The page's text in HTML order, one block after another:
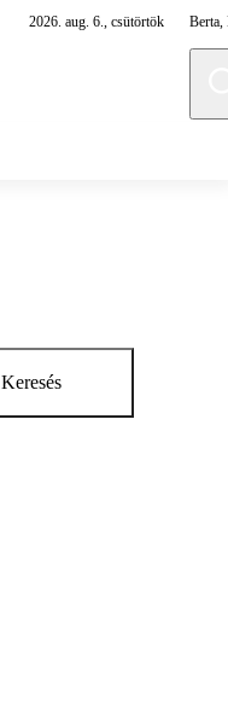
2026. aug. 6., csütörtök Berta,
Keresés